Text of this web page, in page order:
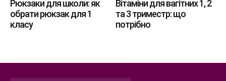
Рюкзаки для школи: як
обрати рюкзак для 1
класу
Вітаміни для вагітних 1, 2
та 3 триместр: що
потрібно